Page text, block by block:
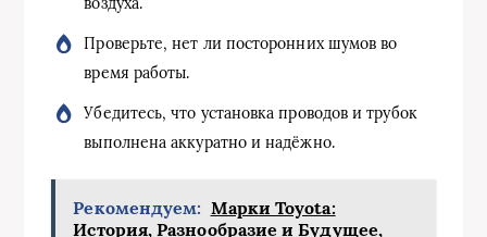
Проверьте, нет ли посторонних шумов во
время работы.
Убедитесь, что установка проводов и трубок
выполнена аккуратно и надёжно.
Рекомендуем: Марки Toyota:
История, Разнообразие и Будущее,